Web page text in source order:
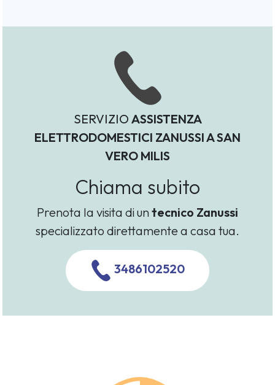
SERVIZIO ASSISTENZA
ELETTRODOMESTICI ZANUSSI A SAN
VERO MILIS
Chiama subito
Prenota la visita di untecnico Zanussi
specializzato direttamente a casa tua.
3486102520